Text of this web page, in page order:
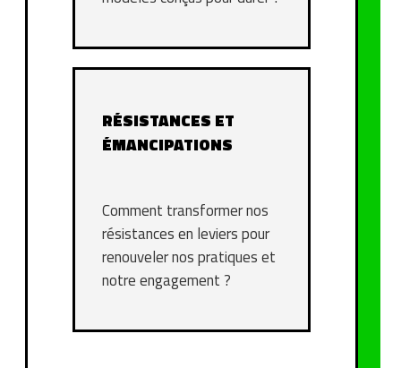
RÉSISTANCES ET
ÉMANCIPATIONS
Comment transformer nos
résistances en leviers pour
renouveler nos pratiques et
notre engagement ?